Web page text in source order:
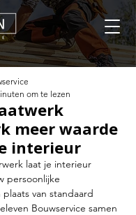
meer waarde
interieur
om te lezen
laat je interieur
persoonlijke
van standaard
Bouwservice samen